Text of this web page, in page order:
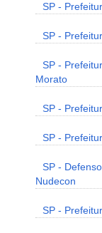
SP -
SP -
SP -
Morato
SP -
SP -
SP -
Nudecon
SP -